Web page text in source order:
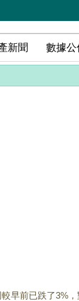
新聞 數據公
前已跌了3%